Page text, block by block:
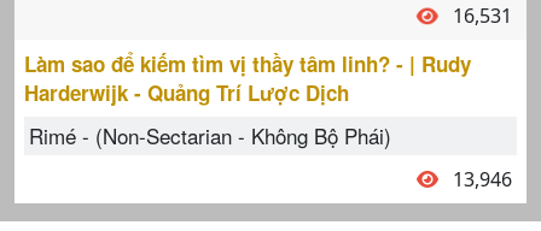
16,531
Làm sao để kiếm tìm vị thầy tâm linh? - | Rudy
Harderwijk - Quảng Trí Lược Dịch
Rimé - (Non-Sectarian - Không Bộ Phái)
13,946